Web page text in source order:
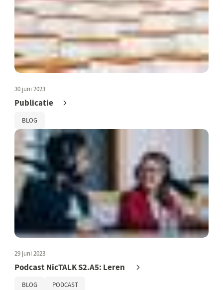
30 juni 2023
Publicatie
BLOG
29 juni 2023
Podcast NicTALK S2.A5: Leren
BLOG PODCAST